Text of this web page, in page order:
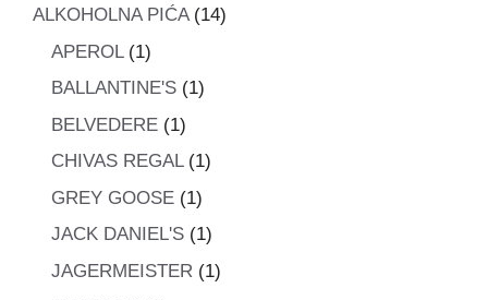
ALKOHOLNA PIĆA 1414
APEROL 11
proizvod
BALLANTINE'S 11
BELVEDERE 11
proizvod
CHIVAS REGAL 11
GREY GOOSE 11
proizvod
JACK DANIEL'S 11
proizvod
JAGERMEISTER 11